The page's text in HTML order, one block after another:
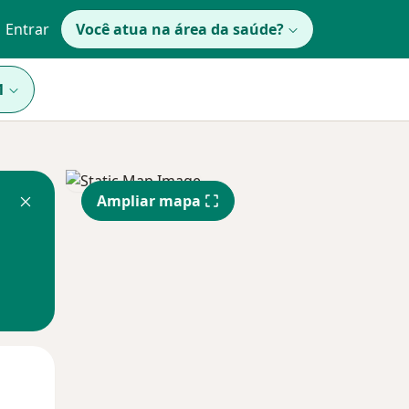
Entrar Você atua na área da saúde?
Ampliar mapa